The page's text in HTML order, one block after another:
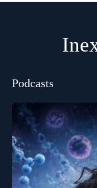
Podcasts